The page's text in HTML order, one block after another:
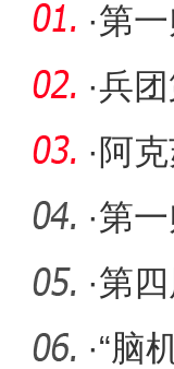
·第
融合
·兵
行
· 阿
院成
·第
治新
·第
疆神
·“脑